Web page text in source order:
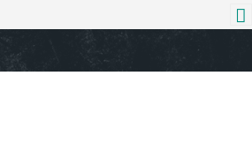
बिजनेस